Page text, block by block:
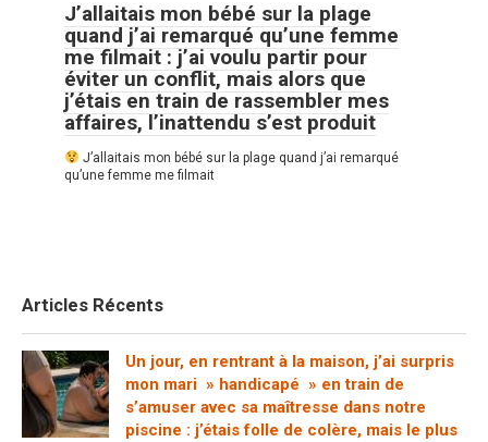
J’allaitais mon bébé sur la plage
quand j’ai remarqué qu’une femme
me filmait : j’ai voulu partir pour
éviter un conflit, mais alors que
j’étais en train de rassembler mes
affaires, l’inattendu s’est produit
J’allaitais mon bébé sur la plage quand j’ai remarqué
qu’une femme me filmait
Articles Récents
Un jour, en rentrant à la maison, j’ai surpris
mon mari » handicapé » en train de
s’amuser avec sa maîtresse dans notre
piscine : j’étais folle de colère, mais le plus